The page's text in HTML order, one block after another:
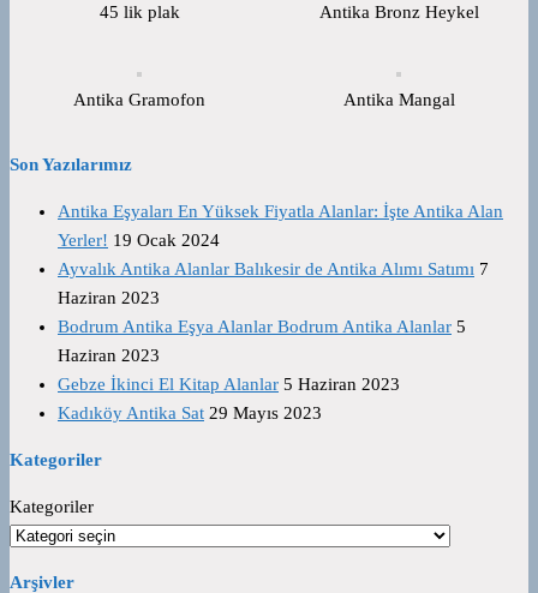
45 lik plak Antika Bronz Heykel
Antika Gramofon Antika Mangal
Son Yazılarımız
Antika Eşyaları En Yüksek Fiyatla Alanlar: İşte Antika Alan
Yerler! 19 Ocak 2024
Ayvalık Antika Alanlar Balıkesir de Antika Alımı Satımı 7
Haziran 2023
Bodrum Antika Eşya Alanlar Bodrum Antika Alanlar 5
Haziran 2023
Gebze İkinci El Kitap Alanlar 5 Haziran 2023
Kadıköy Antika Sat 29 Mayıs 2023
Kategoriler
Kategoriler
Arşivler